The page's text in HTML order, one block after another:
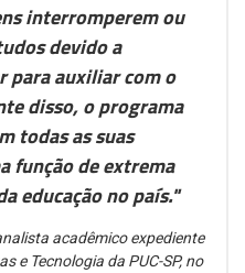
interromperem ou
devido a
para auxiliar com o
disso, o programa
todas as suas
função de extrema
educação no país."
acadêmico expediente
e Tecnologia da PUC-SP, no